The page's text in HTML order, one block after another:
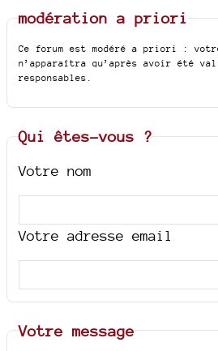
modération a priori
Ce forum est modéré a priori :
n’apparaîtra qu’après avoir été
responsables.
Qui êtes-vous ?
Votre nom
Votre adresse email
Votre message